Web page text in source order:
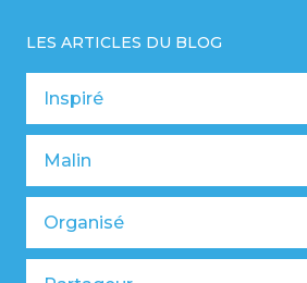
LES ARTICLES DU BLOG
Inspiré
Malin
Organisé